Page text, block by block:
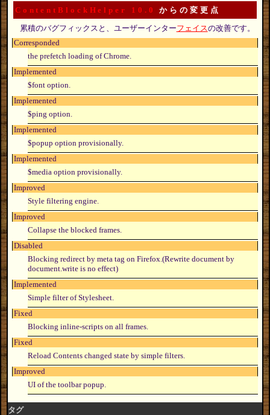
ContentBlockHelper 10.0 からの変更点
累積のバグフィックスと、ユーザーインターフェイスの改善です。
Corresponded
the prefetch loading of Chrome.
Implemented
$font option.
Implemented
$ping option.
Implemented
$popup option provisionally.
Implemented
$media option provisionally.
Improved
Style filtering engine.
Improved
Collapse the blocked frames.
Disabled
Blocking redirect by meta tag on Firefox.(Rewrite document by
document.write is no effect)
Implemented
Simple filter of Stylesheet.
Fixed
Blocking inline-scripts on all frames.
Fixed
Reload Contents changed state by simple filters.
Improved
UI of the toolbar popup.
タグ